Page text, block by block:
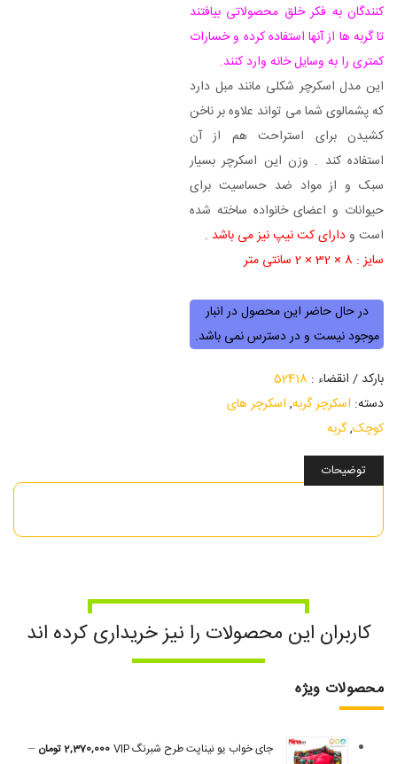
کنندگان به فکر خلق محصولاتی بیافتند
تا گربه ها از آنها استفاده کرده و خسارات
کمتری را به وسایل خانه وارد کنند.
این مدل اسکرچر شکلی مانند مبل دارد
که پشمالوی شما می تواند علاوه بر ناخن
کشیدن برای استراحت هم از آن
استفاده کند . وزن این اسکرچر بسیار
سبک و از مواد ضد حساسیت برای
حیوانات و اعضای خانواده ساخته شده
است ودارای کت نیپ نیز می باشد .
سایز : 8 × 32 × 2 سانتی متر
در حال حاضر این محصول در انبار
موجود نیست و در دسترس نمی باشد.
بارکد / انقضاء : 52418
دسته: اسکرچر گربه, اسکرچر های
کوچک,گربه
توضیحات
کاربران این محصولات را نیز خریداری کرده اند
محصولات ویژه
جای خواب یو نیناپت طرح شبرنگ VIP 2,370,000تومان –